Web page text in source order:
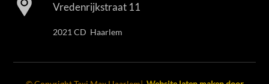
Vredenrijkstraat 11
2021 CD Haarlem